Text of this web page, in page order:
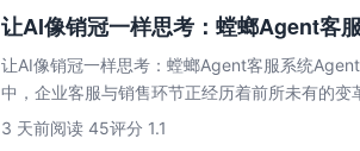
让AI像销冠一样思考：螳螂Agent客
让AI像销冠一样思考：螳螂Agent客服系统
中，企业客服与销售环节正经历着前所未有的变
高、响应速...
3 天前阅读 45评分 1.1